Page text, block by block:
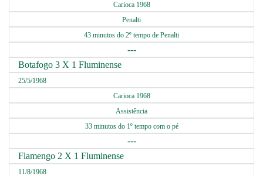
Carioca 1968
Penalti
43 minutos do 2º tempo de Penalti
---
Botafogo 3 X 1 Fluminense
25/5/1968
Carioca 1968
Assistência
33 minutos do 1º tempo com o pé
---
Flamengo 2 X 1 Fluminense
11/8/1968